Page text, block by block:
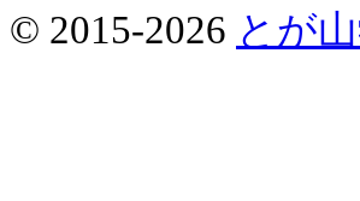
© 2015-2026 とが